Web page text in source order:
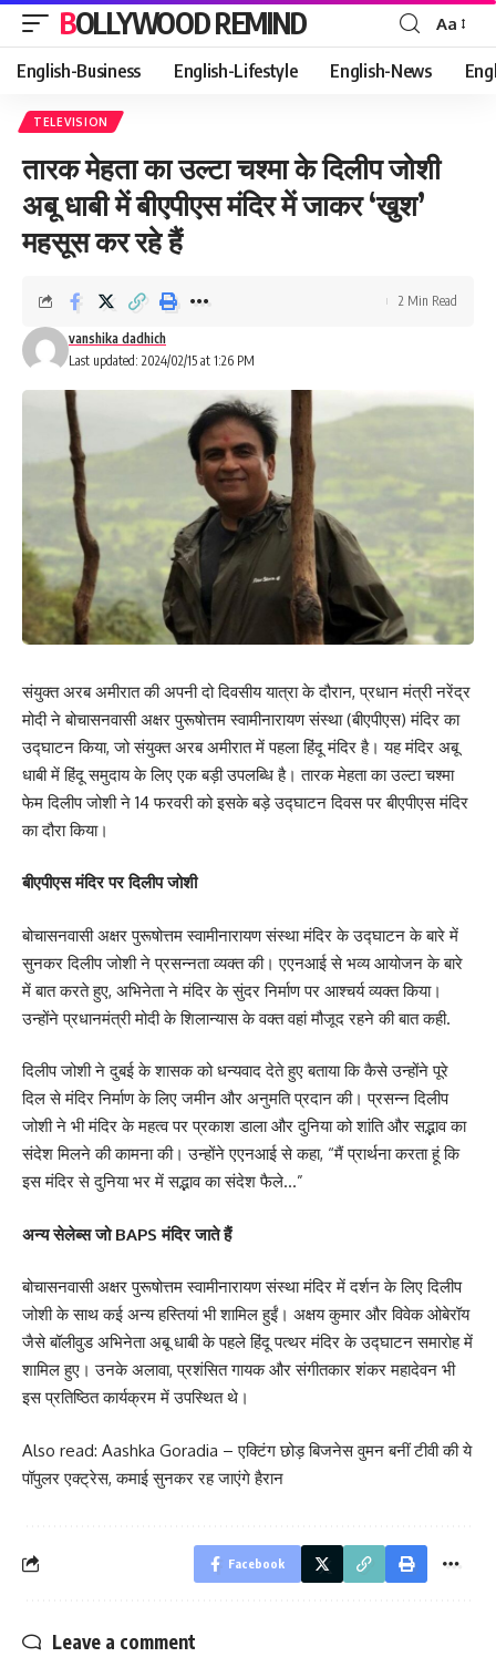
BOLLYWOOD REMIND
Font
Resizer
Aa
English-Business English-Lifestyle English-News
TELEVISION
तारक मेहता का उल्टा चश्मा के दिलीप जोशी
अबू धाबी में बीएपीएस मंदिर में जाकर ‘खुश’
महसूस कर रहे हैं
Last updated: 2024/02/15 at 1:26 PM
vanshika dadhich
2 Min Read
संयुक्त अरब अमीरात की अपनी दो दिवसीय यात्रा के दौरान, प्रधान मंत्री नरेंद्र
मोदी ने बोचासनवासी अक्षर पुरूषोत्तम स्वामीनारायण संस्था (बीएपीएस) मंदिर का
उद्घाटन किया, जो संयुक्त अरब अमीरात में पहला हिंदू मंदिर है। यह मंदिर अबू
धाबी में हिंदू समुदाय के लिए एक बड़ी उपलब्धि है। तारक मेहता का उल्टा चश्मा
फेम दिलीप जोशी ने 14 फरवरी को इसके बड़े उद्घाटन दिवस पर बीएपीएस मंदिर
का दौरा किया।
बीएपीएस मंदिर पर दिलीप जोशी
बोचासनवासी अक्षर पुरूषोत्तम स्वामीनारायण संस्था मंदिर के उद्घाटन के बारे में
सुनकर दिलीप जोशी ने प्रसन्नता व्यक्त की। एएनआई से भव्य आयोजन के बारे
में बात करते हुए, अभिनेता ने मंदिर के सुंदर निर्माण पर आश्चर्य व्यक्त किया।
उन्होंने प्रधानमंत्री मोदी के शिलान्यास के वक्त वहां मौजूद रहने की बात कही.
दिलीप जोशी ने दुबई के शासक को धन्यवाद देते हुए बताया कि कैसे उन्होंने पूरे
दिल से मंदिर निर्माण के लिए जमीन और अनुमति प्रदान की। प्रसन्न दिलीप
जोशी ने भी मंदिर के महत्व पर प्रकाश डाला और दुनिया को शांति और सद्भाव का
संदेश मिलने की कामना की। उन्होंने एएनआई से कहा, “मैं प्रार्थना करता हूं कि
इस मंदिर से दुनिया भर में सद्भाव का संदेश फैले…”
अन्य सेलेब्स जो BAPS मंदिर जाते हैं
बोचासनवासी अक्षर पुरूषोत्तम स्वामीनारायण संस्था मंदिर में दर्शन के लिए दिलीप
जोशी के साथ कई अन्य हस्तियां भी शामिल हुईं। अक्षय कुमार और विवेक ओबेरॉय
जैसे बॉलीवुड अभिनेता अबू धाबी के पहले हिंदू पत्थर मंदिर के उद्घाटन समारोह में
शामिल हुए। उनके अलावा, प्रशंसित गायक और संगीतकार शंकर महादेवन भी
इस प्रतिष्ठित कार्यक्रम में उपस्थित थे।
Also read: Aashka Goradia – एक्टिंग छोड़ बिजनेस वुमन बनीं टीवी की ये
पॉपुलर एक्ट्रेस, कमाई सुनकर रह जाएंगे हैरान
Facebook
Leave a comment